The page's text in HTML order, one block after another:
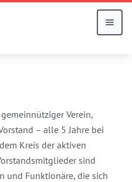
Verein,
– alle 5 Jahre bei
Kreis der aktiven
sind
und Funktionäre, die sich